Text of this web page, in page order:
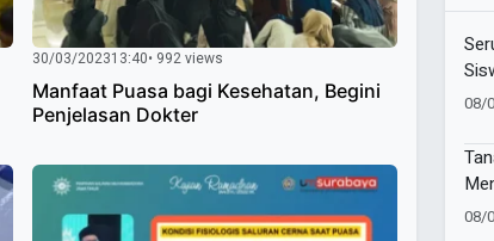
30/03/202313:40• 992 views
Manfaat Puasa bagi Kesehatan, Begini
Penjelasan Dokter
08/
08/